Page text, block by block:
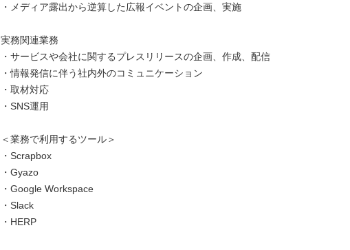
・メディア露出から逆算した広報イベントの企画、実施
実務関連業務
・サービスや会社に関するプレスリリースの企画、作成、配信
・情報発信に伴う社内外のコミュニケーション
・取材対応
・SNS運用
＜業務で利用するツール＞
・Scrapbox
・Gyazo
・Google Workspace
・Slack
・HERP